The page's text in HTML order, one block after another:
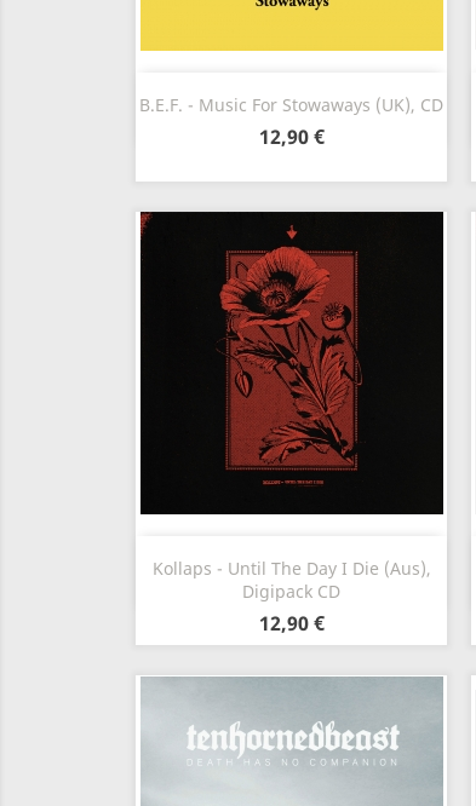
B.E.F. - Music For Stowaways (UK), CD
12,90 €
 Aperçu rapide
Kollaps - Until The Day I Die (Aus),
Digipack CD
12,90 €
 Aperçu rapide